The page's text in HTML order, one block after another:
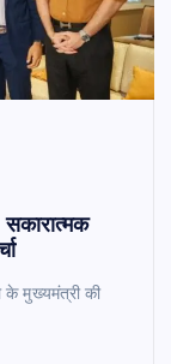
मुख्यमंत्री की